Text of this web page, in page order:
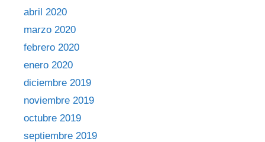
abril 2020
marzo 2020
febrero 2020
enero 2020
diciembre 2019
noviembre 2019
octubre 2019
septiembre 2019